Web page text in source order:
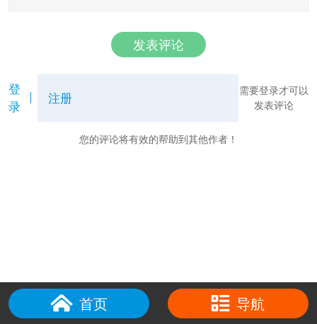
发表评论
登
录
注册
需要登录才可以
发表评论
您的评论将有效的帮助到其他作者！
首页 导航